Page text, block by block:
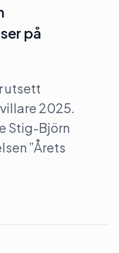
på
utsett
2025.
Stig-Björn
”Årets